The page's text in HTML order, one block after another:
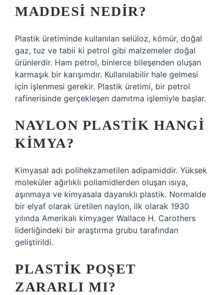
MADDESI NEDIR?
Plastik üretiminde kullanılan selüloz, kömür, doğal
gaz, tuz ve tabii ki petrol gibi malzemeler doğal
ürünlerdir. Ham petrol, binlerce bileşenden oluşan
karmaşık bir karışımdır. Kullanılabilir hale gelmesi
için işlenmesi gerekir. Plastik üretimi, bir petrol
rafinerisinde gerçekleşen damıtma işlemiyle başlar.
NAYLON PLASTIK HANGI
KIMYA?
Kimyasal adı polihekzametilen adipamiddir. Yüksek
moleküler ağırlıklı poliamidlerden oluşan ısıya,
aşınmaya ve kimyasala dayanıklı plastik. Normalde
bir elyaf olarak üretilen naylon, ilk olarak 1930
yılında Amerikalı kimyager Wallace H. Carothers
liderliğindeki bir araştırma grubu tarafından
geliştirildi.
PLASTIK POŞET
ZARARLI MI?